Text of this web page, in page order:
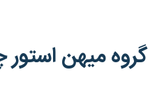
گروه میهن استور